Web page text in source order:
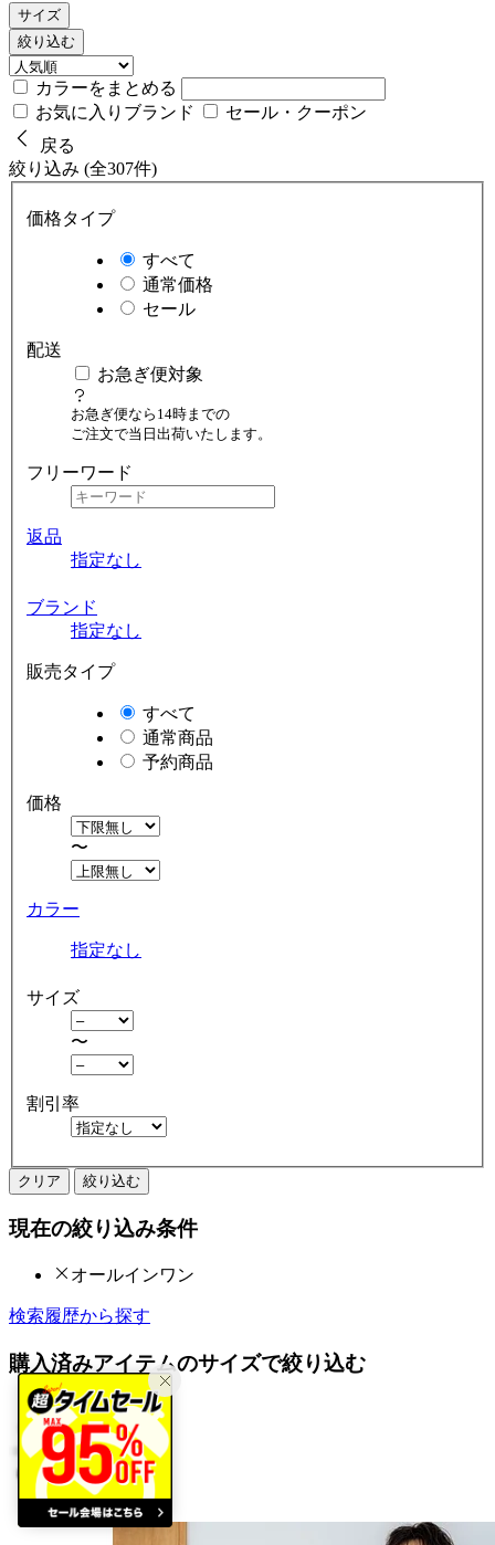
サイズ
絞り込む
カラーをまとめる
お気に入りブランド
セール・クーポン
戻る
絞り込み (全307件)
価格タイプ
すべて
通常価格
セール
配送
お急ぎ便対象
お急ぎ便なら14時までの
ご注文で当日出荷いたします。
フリーワード
返品
指定なし
ブランド
指定なし
販売タイプ
すべて
通常商品
予約商品
価格
〜
カラー
指定なし
サイズ
〜
割引率
クリア 絞り込む
現在の絞り込み条件
オールインワン
検索履歴から探す
購入済みアイテムのサイズで絞り込む